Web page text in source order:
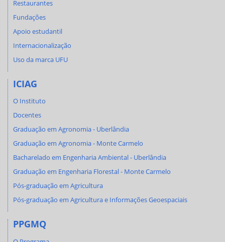
Restaurantes
Fundações
Apoio estudantil
Internacionalização
Uso da marca UFU
ICIAG
O Instituto
Docentes
Graduação em Agronomia - Uberlândia
Graduação em Agronomia - Monte Carmelo
Bacharelado em Engenharia Ambiental - Uberlândia
Graduação em Engenharia Florestal - Monte Carmelo
Pós-graduação em Agricultura
Pós-graduação em Agricultura e Informações Geoespaciais
PPGMQ